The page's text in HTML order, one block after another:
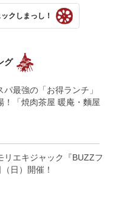
クしまっし！
グ
パ最強の「お得ランチ」
！「焼肉茶屋 暖庵・麵屋
リエキジャック『BUZZフ
日）開催！